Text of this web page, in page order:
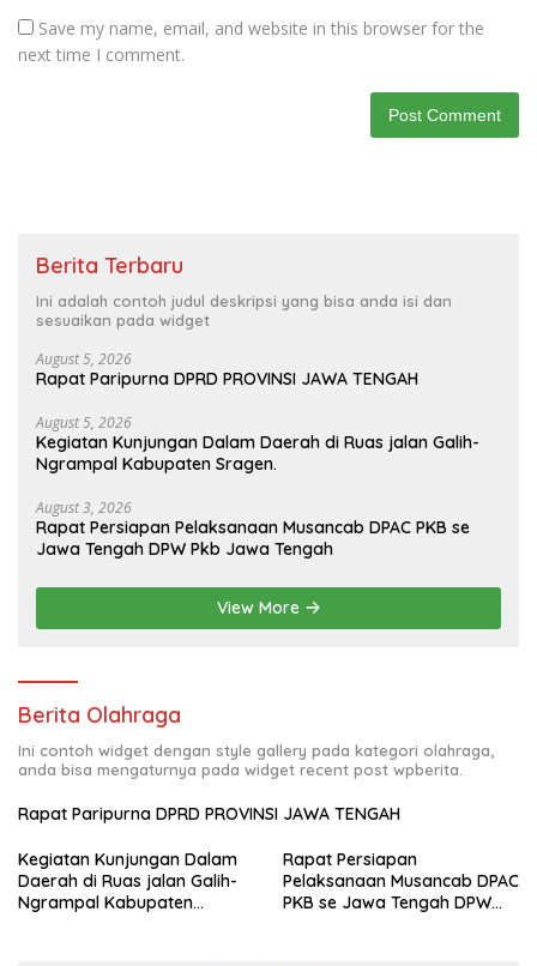
Save my name, email, and website in this browser for the
next time I comment.
Berita Terbaru
Ini adalah contoh judul deskripsi yang bisa anda isi dan
sesuaikan pada widget
August 5, 2026
Rapat Paripurna DPRD PROVINSI JAWA TENGAH
August 5, 2026
Kegiatan Kunjungan Dalam Daerah di Ruas jalan Galih-
Ngrampal Kabupaten Sragen.
August 3, 2026
Rapat Persiapan Pelaksanaan Musancab DPAC PKB se
Jawa Tengah DPW Pkb Jawa Tengah
View More
Berita Olahraga
Ini contoh widget dengan style gallery pada kategori olahraga,
anda bisa mengaturnya pada widget recent post wpberita.
Rapat Paripurna DPRD PROVINSI JAWA TENGAH
Kegiatan Kunjungan Dalam
Daerah di Ruas jalan Galih-
Ngrampal Kabupaten
Rapat Persiapan
Pelaksanaan Musancab DPAC
PKB se Jawa Tengah DPW